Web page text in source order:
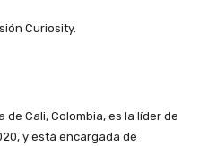
Curiosity.
Cali, Colombia, es la líder de
y está encargada de